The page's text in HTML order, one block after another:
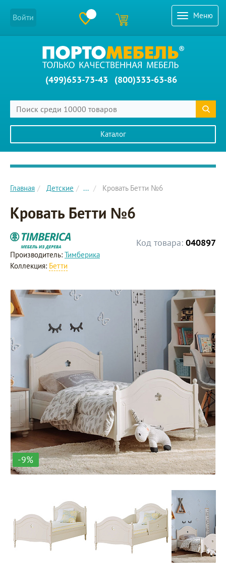
Меню
Войти
(499)653-73-43 (800)333-63-86
Каталог
Главное меню сайта
Главная Детские ... Кровать Бетти №6
Кровать Бетти №6
Код товара: 040897
Производитель: Тимберика
Коллекция: Бетти
-9%